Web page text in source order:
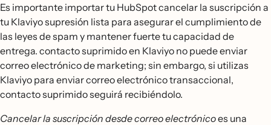
Es importante importar tu HubSpot cancelar la suscripción a
tu Klaviyo supresión lista para asegurar el cumplimiento de
las leyes de spam y mantener fuerte tu capacidad de
entrega. contacto suprimido en Klaviyo no puede enviar
correo electrónico de marketing; sin embargo, si utilizas
Klaviyo para enviar correo electrónico transaccional,
contacto suprimido seguirá recibiéndolo.
Cancelar la suscripción desde correo electrónicoes una